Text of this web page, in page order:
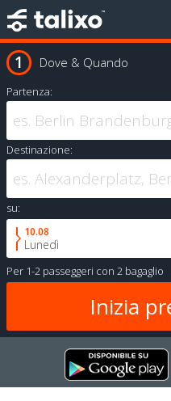
Dove & Quando
Partenza:
Destinazione:
su:
10.08
Lunedì
Per 1-2 passeggeri con 2 bagaglio